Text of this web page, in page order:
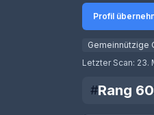
Score lädt
Profil
Gemeinnützige
Letzter Scan: 23.
#Rang